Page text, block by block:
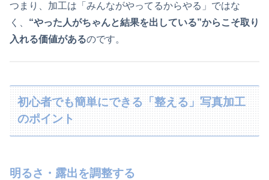
つまり、加工は「みんながやってるからやる」ではな
く、 “やった人がちゃんと結果を出している”からこそ取り
入れる価値があるのです。
初心者でも簡単にできる「整える」写真加工
のポイント
明るさ・露出を調整する